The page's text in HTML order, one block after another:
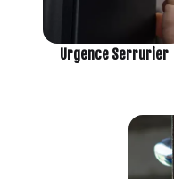
Urgence Serrurier